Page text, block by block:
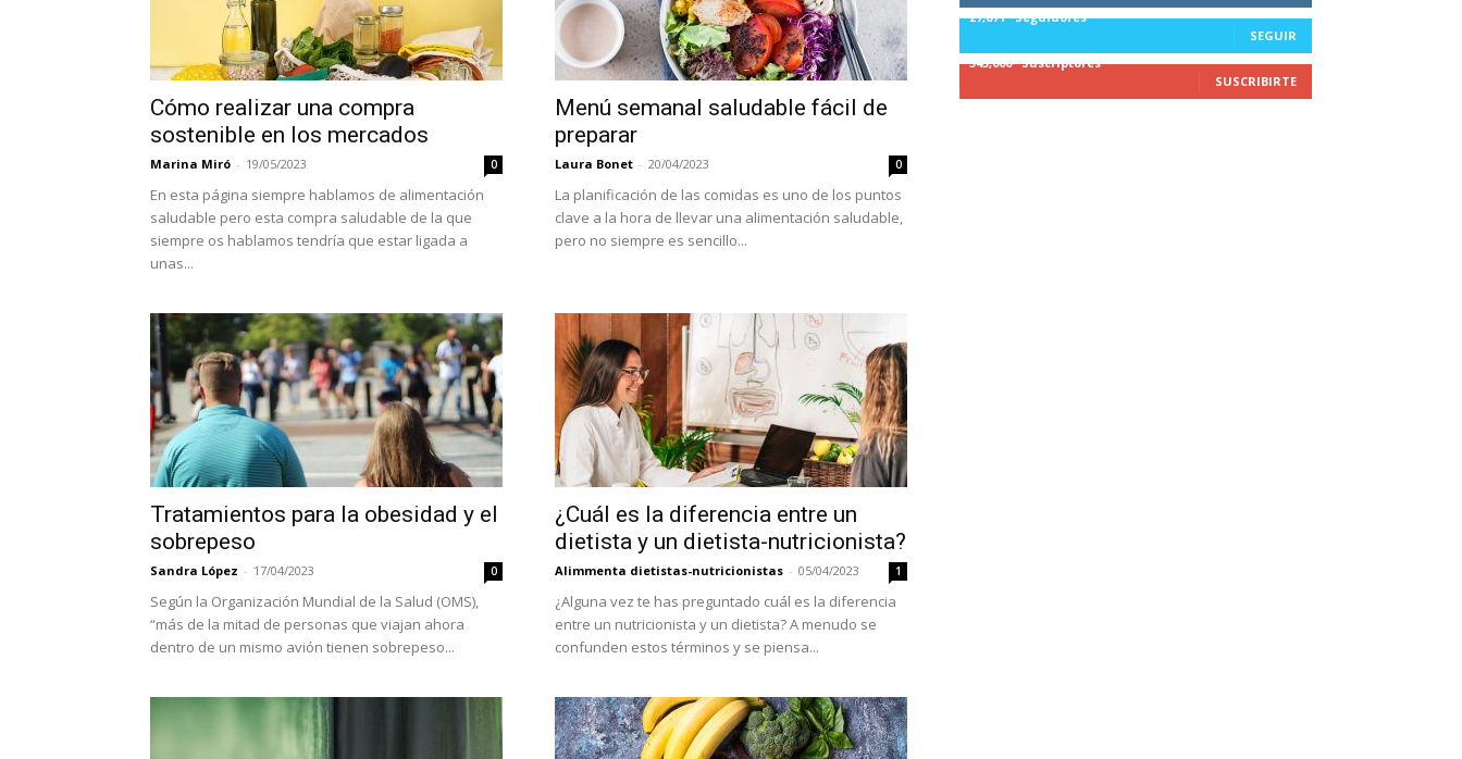
Cómo realizar una compra
sostenible en los mercados
Marina Miró - 19/05/2023 0
En esta página siempre hablamos de alimentación
saludable pero esta compra saludable de la que
siempre os hablamos tendría que estar ligada a
unas...
Menú semanal saludable fácil de
preparar
Laura Bonet - 20/04/2023 0
La planificación de las comidas es uno de los puntos
clave a la hora de llevar una alimentación saludable,
pero no siempre es sencillo...
Tratamientos para la obesidad y el
sobrepeso
Sandra López - 17/04/2023 0
Según la Organización Mundial de la Salud (OMS),
“más de la mitad de personas que viajan ahora
dentro de un mismo avión tienen sobrepeso...
¿Cuál es la diferencia entre un
dietista y un dietista-nutricionista?
Alimmenta dietistas-nutricionistas - 05/04/2023 1
¿Alguna vez te has preguntado cuál es la diferencia
entre un nutricionista y un dietista? A menudo se
confunden estos términos y se piensa...
27,671 Seguidores
SEGUIR
545,000 Suscriptores
SUSCRIBIRTE